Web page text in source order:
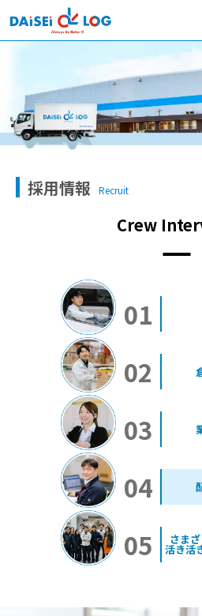
採用情報 Recruit
Crew
01
02
03
04
05 さま
活き活